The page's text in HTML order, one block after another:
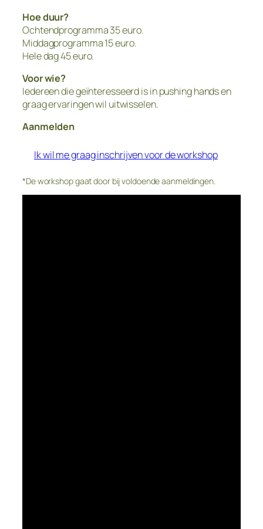
Hoe duur?
Ochtendprogramma 35 euro.
Middagprogramma 15 euro.
Hele dag 45 euro.
Voor wie?
Iedereen die geïnteresseerd is in pushing hands en
graag ervaringen wil uitwisselen.
Aanmelden
Ik wil me graag inschrijven voor de workshop
*De workshop gaat door bij voldoende aanmeldingen.